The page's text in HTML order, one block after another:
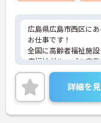
広島県広島市西区に
お仕事です！
全国に高齢者福祉施
療福祉グループの広
福利厚生や手当がと
無資格・未経験の方の
を機に介護のお仕事
すめの求人です♪
ご興味ある方には、
詳細を